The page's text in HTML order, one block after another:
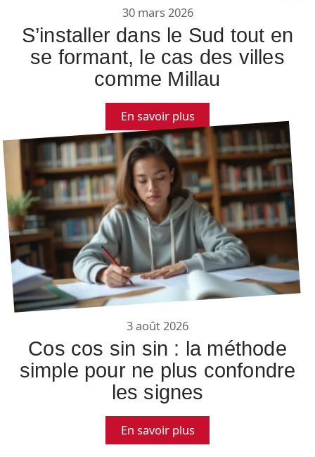
30 mars 2026
S’installer dans le Sud tout en
se formant, le cas des villes
comme Millau
En savoir plus
3 août 2026
Cos cos sin sin : la méthode
simple pour ne plus confondre
les signes
En savoir plus